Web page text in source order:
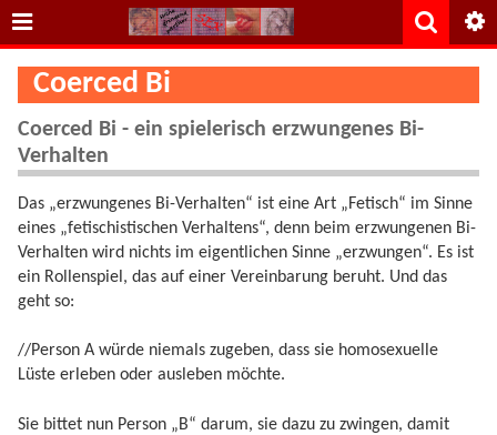
Coerced Bi
Coerced Bi - ein spielerisch erzwungenes Bi-
Verhalten
Das „erzwungenes Bi-Verhalten“ ist eine Art „Fetisch“ im Sinne
eines „fetischistischen Verhaltens“, denn beim erzwungenen Bi-
Verhalten wird nichts im eigentlichen Sinne „erzwungen“. Es ist
ein Rollenspiel, das auf einer Vereinbarung beruht. Und das
geht so:
//Person A würde niemals zugeben, dass sie homosexuelle
Lüste erleben oder ausleben möchte.
Sie bittet nun Person „B“ darum, sie dazu zu zwingen, damit